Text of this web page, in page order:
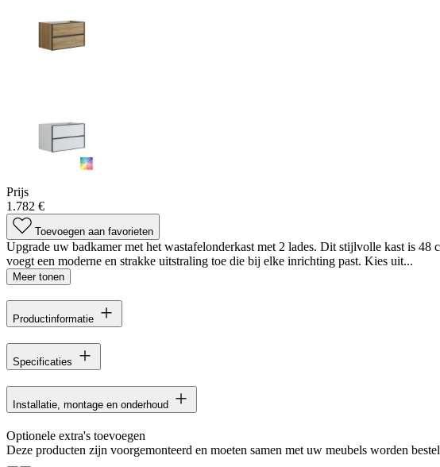
Prijs
1.782 €
Toevoegen aan favorieten
Upgrade uw badkamer met het wastafelonderkast met 2 lades. Dit stijlvolle kast is
voegt een moderne en strakke uitstraling toe die bij elke inrichting past. Kies uit...
Meer tonen
Productinformatie
Specificaties
Installatie, montage en onderhoud
Optionele extra's toevoegen
Deze producten zijn voorgemonteerd en moeten samen met uw meubels worden